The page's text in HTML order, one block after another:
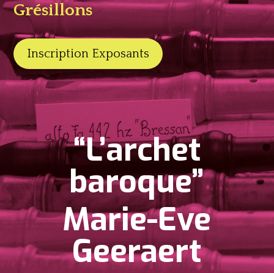
Grésillons
Inscription Exposants
“L’archet
baroque”
Marie-Eve
Geeraert